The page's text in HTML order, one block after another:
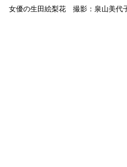
女優の生田絵梨花 撮影：泉山美代